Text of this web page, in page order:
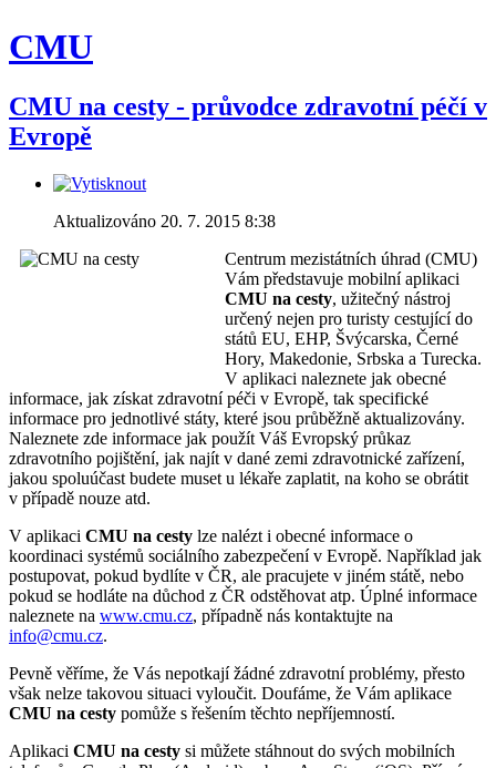
CMU
CMU na cesty - průvodce zdravotní péčí v
Evropě
Aktualizováno 20. 7. 2015 8:38
Centrum mezistátních úhrad (CMU)
Vám představuje mobilní aplikaci
CMU na cesty, užitečný nástroj
určený nejen pro turisty cestující do
států EU, EHP, Švýcarska, Černé
Hory, Makedonie, Srbska a Turecka.
V aplikaci naleznete jak obecné
informace, jak získat zdravotní péči v Evropě, tak specifické
informace pro jednotlivé státy, které jsou průběžně aktualizovány.
Naleznete zde informace jak použít Váš Evropský průkaz
zdravotního pojištění, jak najít v dané zemi zdravotnické zařízení,
jakou spoluúčast budete muset u lékaře zaplatit, na koho se obrátit
v případě nouze atd.
V aplikaci CMU na cesty lze nalézt i obecné informace o
koordinaci systémů sociálního zabezpečení v Evropě. Například jak
postupovat, pokud bydlíte v ČR, ale pracujete v jiném státě, nebo
pokud se hodláte na důchod z ČR odstěhovat atp. Úplné informace
naleznete na www.cmu.cz, případně nás kontaktujte na
info@cmu.cz.
Pevně věříme, že Vás nepotkají žádné zdravotní problémy, přesto
však nelze takovou situaci vyloučit. Doufáme, že Vám aplikace
CMU na cesty pomůže s řešením těchto nepříjemností.
Aplikaci CMU na cesty si můžete stáhnout do svých mobilních